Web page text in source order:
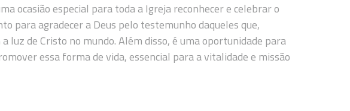
ocasião especial para toda a Igreja reconhecer e celebrar o
para agradecer a Deus pelo testemunho daqueles que,
luz de Cristo no mundo. Além disso, é uma oportunidade para
essa forma de vida, essencial para a vitalidade e missão